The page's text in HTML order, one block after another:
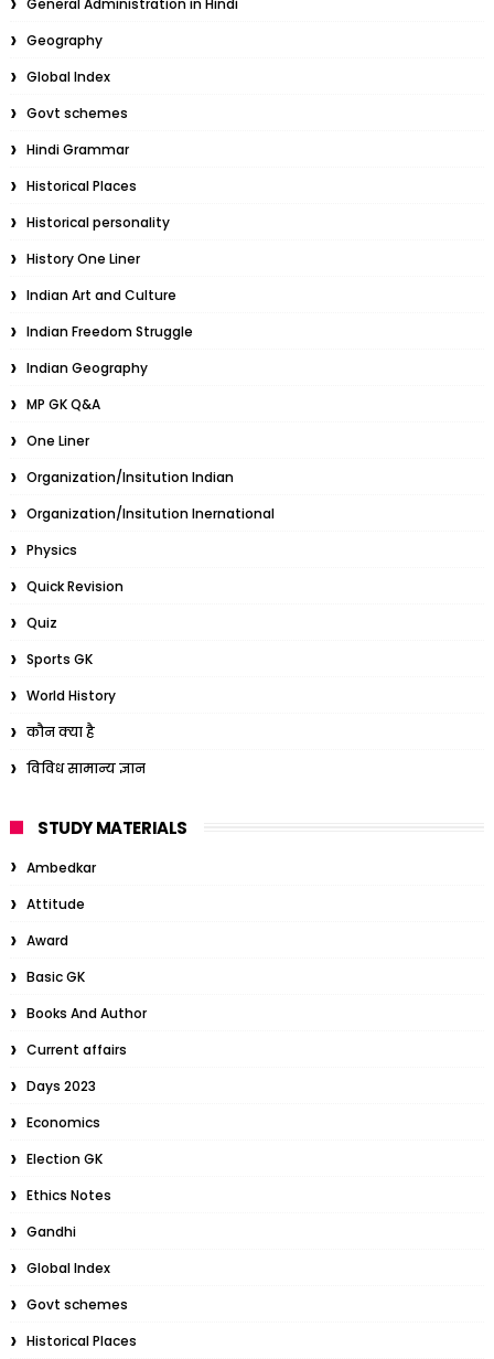
Geography
Global Index
Govt schemes
Hindi Grammar
Historical Places
Historical personality
History One Liner
Indian Art and Culture
Indian Freedom Struggle
Indian Geography
MP GK Q&A
One Liner
Organization/Insitution Indian
Organization/Insitution Inernational
Physics
Quick Revision
Quiz
Sports GK
World History
कौन क्या है
विविध सामान्य ज्ञान
STUDY MATERIALS
Ambedkar
Attitude
Award
Basic GK
Books And Author
Current affairs
Days 2023
Economics
Election GK
Ethics Notes
Gandhi
Global Index
Govt schemes
Historical Places